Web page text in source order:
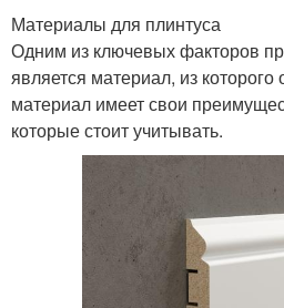
Материалы для плинтуса
Одним из ключевых факторов
является материал, из
материал имеет свои
которые стоит учитывать.